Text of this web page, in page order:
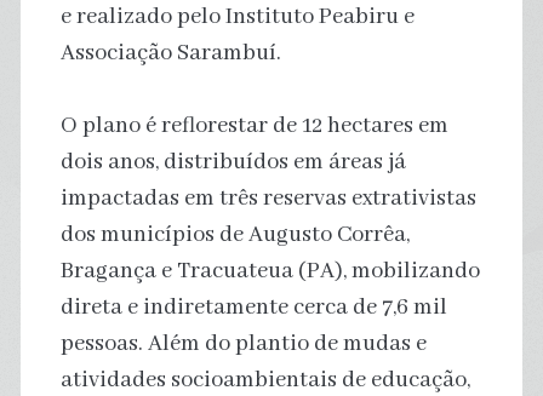
e realizado pelo Instituto Peabiru e
Associação Sarambuí.
O plano é reflorestar de 12 hectares em
dois anos, distribuídos em áreas já
impactadas em três reservas extrativistas
dos municípios de Augusto Corrêa,
Bragança e Tracuateua (PA), mobilizando
direta e indiretamente cerca de 7,6 mil
pessoas. Além do plantio de mudas e
atividades socioambientais de educação,